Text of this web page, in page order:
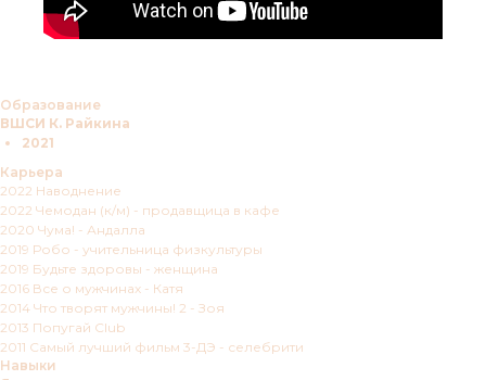
Образование
ВШСИ К. Райкина
2021
Карьера
2022 Наводнение
2022 Чемодан (к/м) - продавщица в кафе
2020 Чума! - Андалла
2019 Робо - учительница физкультуры
2019 Будьте здоровы - женщина
2016 Все о мужчинах - Катя
2014 Что творят мужчины! 2 - Зоя
2013 Попугай Club
2011 Самый лучший фильм 3-ДЭ - селебрити
Навыки